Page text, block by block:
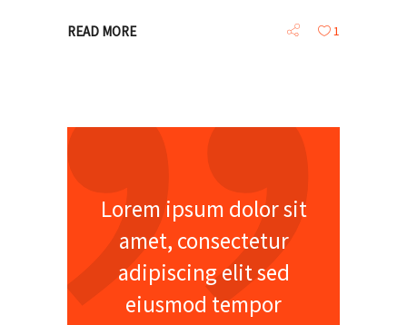
READ MORE 1
Lorem ipsum dolor sit
amet, consectetur
adipiscing elit sed
eiusmod tempor